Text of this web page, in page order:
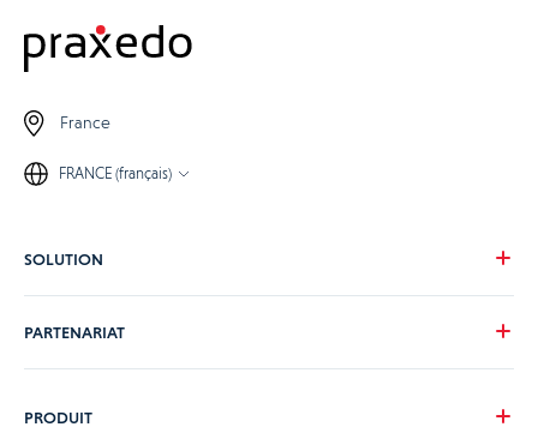
France
FRANCE (français)
SOLUTION
Nos tarifs
PARTENARIAT
PRODUIT